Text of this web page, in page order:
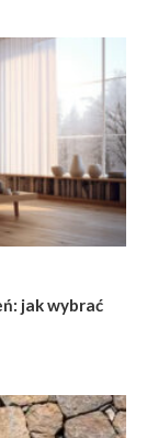
jak wybrać